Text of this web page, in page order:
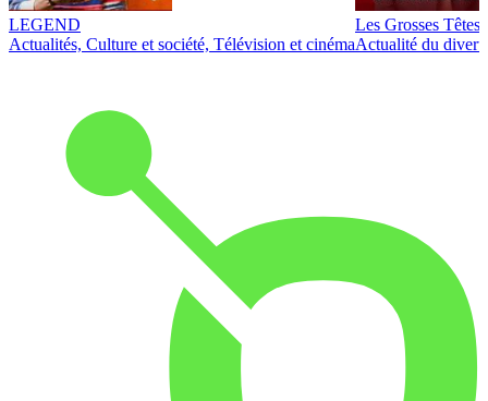
LEGEND
Actualités, Culture et société, Télévision et cinéma
Les Grosses Têtes
Actualité du